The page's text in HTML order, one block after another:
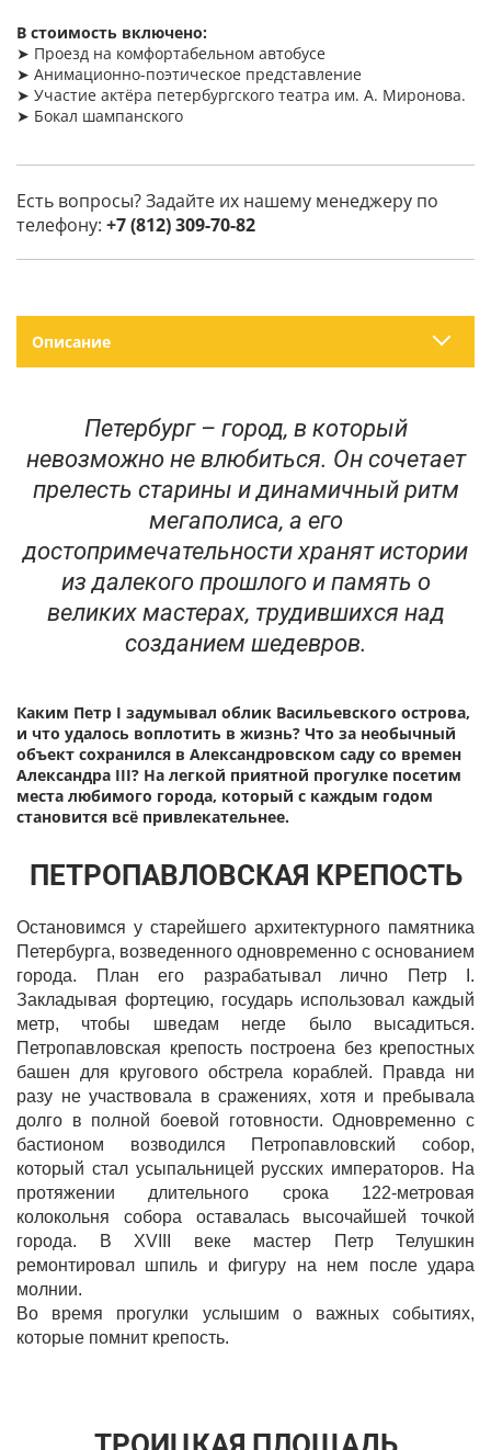
В стоимость включено:
➤ Проезд на комфортабельном автобусе
➤ Анимационно-поэтическое представление
➤ Участие актёра петербургского театра им. А. Миронова.
➤ Бокал шампанского
Есть вопросы? Задайте их нашему менеджеру по
телефону: +7 (812) 309-70-82
Описание
Петербург – город, в который
невозможно не влюбиться. Он сочетает
прелесть старины и динамичный ритм
мегаполиса, а его
достопримечательности хранят истории
из далекого прошлого и память о
великих мастерах, трудившихся над
созданием шедевров.
Каким Петр I задумывал облик Васильевского острова,
и что удалось воплотить в жизнь? Что за необычный
объект сохранился в Александровском саду со времен
Александра III? На легкой приятной прогулке посетим
места любимого города, который с каждым годом
становится всё привлекательнее.
ПЕТРОПАВЛОВСКАЯ КРЕПОСТЬ
Остановимся у старейшего архитектурного памятника
Петербурга, возведенного одновременно с основанием
города. План его разрабатывал лично Петр I.
Закладывая фортецию, государь использовал каждый
метр, чтобы шведам негде было высадиться.
Петропавловская крепость построена без крепостных
башен для кругового обстрела кораблей. Правда ни
разу не участвовала в сражениях, хотя и пребывала
долго в полной боевой готовности. Одновременно с
бастионом возводился Петропавловский собор,
который стал усыпальницей русских императоров. На
протяжении длительного срока 122-метровая
колокольня собора оставалась высочайшей точкой
города. В XVIII веке мастер Петр Телушкин
ремонтировал шпиль и фигуру на нем после удара
молнии.
Во время прогулки услышим о важных событиях,
которые помнит крепость.